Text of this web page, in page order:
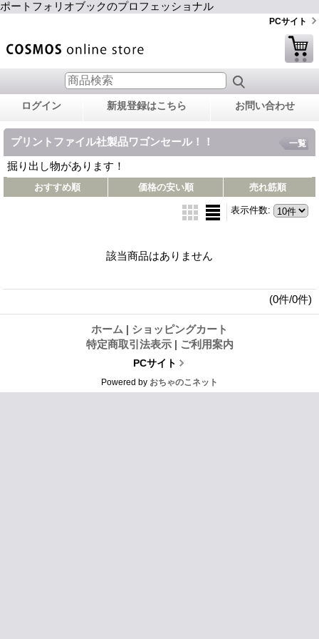
ポートフォリオブックのプロフェッショナル
PCサイト
ログイン 新規登録はこちら お問い合わせ
プリントファイル社製品ワゴンセール！！
掘り出し物があります！
一覧
おすすめ順 価格の安い順 売れ筋順
表示件数:
該当商品はありません
(0件/0件)
ホーム | ショッピングカート
特定商取引法表示 | ご利用案内
PCサイト
Powered by おちゃのこネット